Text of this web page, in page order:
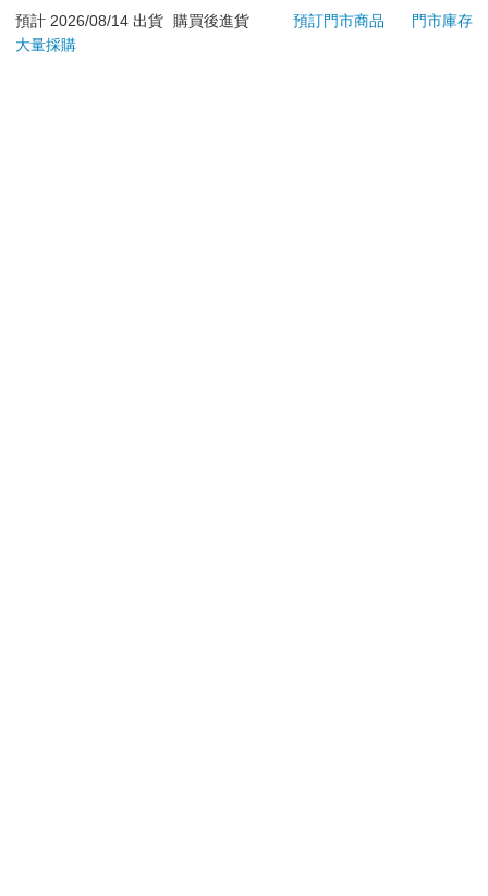
若非上列種類商品，均享有到貨7天的猶豫期（含例假
日）。
預計 2026/08/14 出貨 購買後進貨 預訂門市商品
門市庫存
大量採購